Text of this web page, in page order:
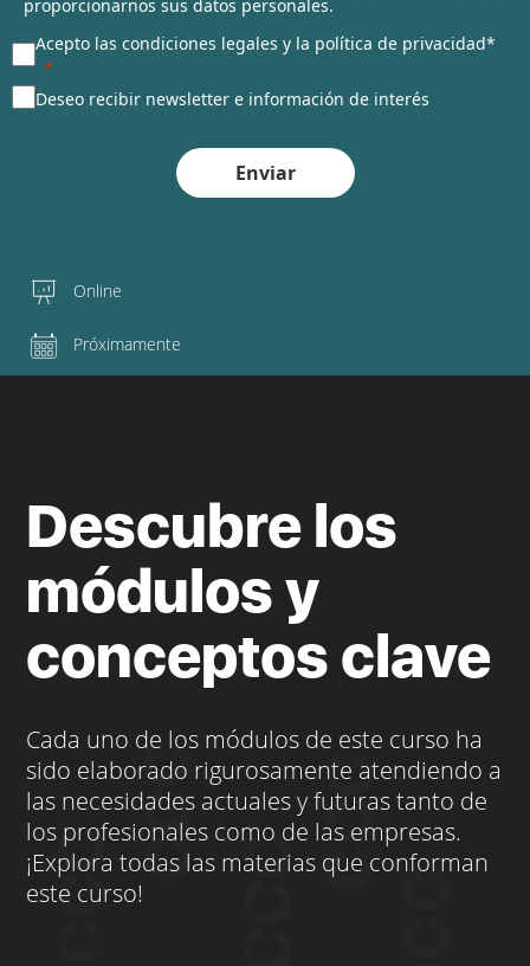
proporcionarnos sus datos personales.
Acepto las condiciones legales y la política de privacidad*
Deseo recibir newsletter e información de interés
Enviar
Online
Próximamente
Descubre los
módulos y
conceptos clave
Cada uno de los módulos de este curso ha
sido elaborado rigurosamente atendiendo a
las necesidades actuales y futuras tanto de
los profesionales como de las empresas.
¡Explora todas las materias que conforman
este curso!